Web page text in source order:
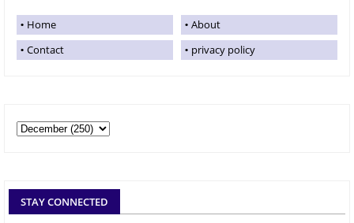
Home
About
Contact
privacy policy
STAY CONNECTED